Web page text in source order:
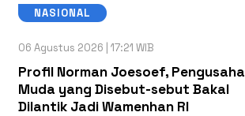
NASIONAL
06 Agustus 2026 | 17:21 WIB
Profil Norman Joesoef, Pengusaha
Muda yang Disebut-sebut Bakal
Dilantik Jadi Wamenhan RI